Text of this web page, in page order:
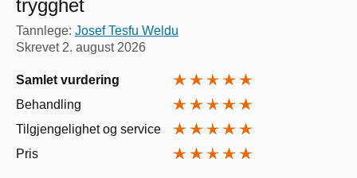
trygghet
Tannlege: Josef Tesfu Weldu
Skrevet 2. august 2026
Samlet vurdering
Behandling
Tilgjengelighet og service
Pris